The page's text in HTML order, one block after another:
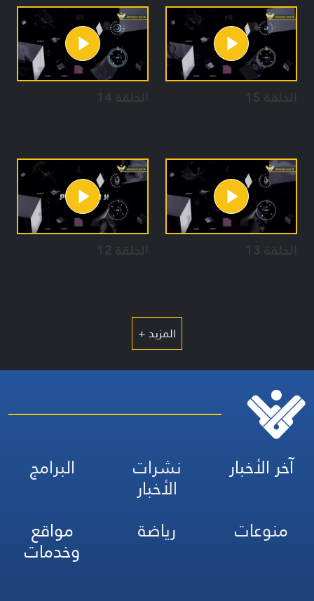
الحلقة 15 الحلقة 14
الحلقة 13 الحلقة 12
المزيد +
آخر الأخبار نشرات
الأخبار
البرامج
منوعات
رياضة مواقع
وخدمات